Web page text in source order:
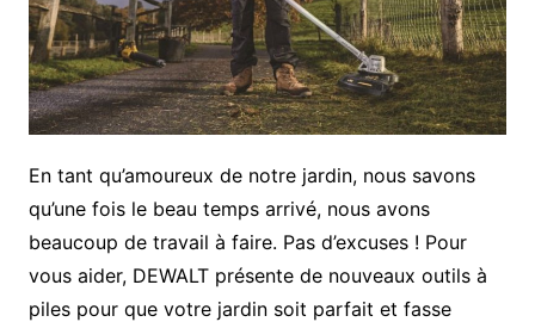
En tant qu’amoureux de notre jardin, nous savons
qu’une fois le beau temps arrivé, nous avons
beaucoup de travail à faire. Pas d’excuses ! Pour
vous aider, DEWALT présente de nouveaux outils à
piles pour que votre jardin soit parfait et fasse